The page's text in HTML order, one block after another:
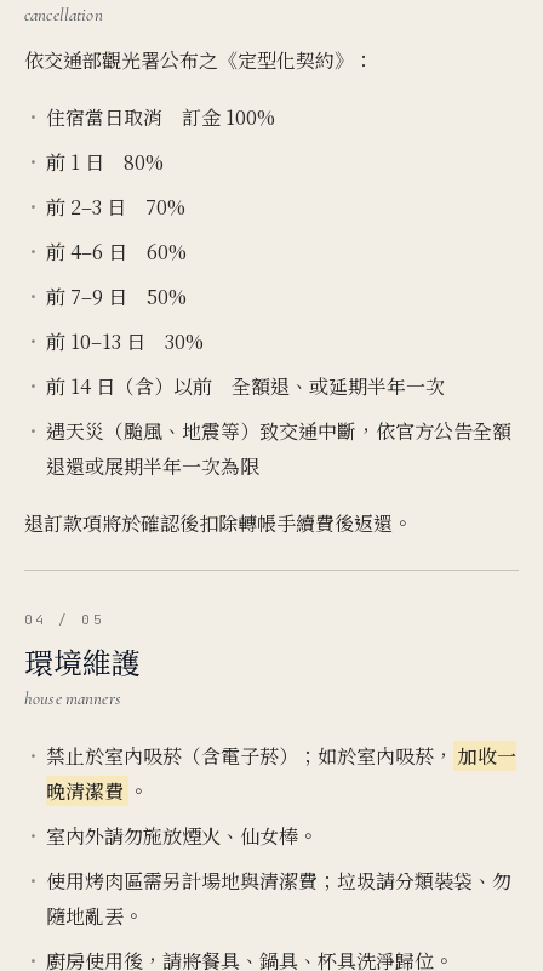
cancellation
依交通部觀光署公布之《定型化契約》：
住宿當日取消 訂金 100%
前 1 日 80%
前 2–3 日 70%
前 4–6 日 60%
前 7–9 日 50%
前 10–13 日 30%
前 14 日（含）以前 全額退、或延期半年一次
遇天災（颱風、地震等）致交通中斷，依官方公告全額
退還或展期半年一次為限
退訂款項將於確認後扣除轉帳手續費後返還。
04 / 05
環境維護
house manners
禁止於室內吸菸（含電子菸）；如於室內吸菸， 加收一
晚清潔費 。
室內外請勿施放煙火、仙女棒。
使用烤肉區需另計場地與清潔費；垃圾請分類裝袋、勿
隨地亂丟。
廚房使用後，請將餐具、鍋具、杯具洗淨歸位。